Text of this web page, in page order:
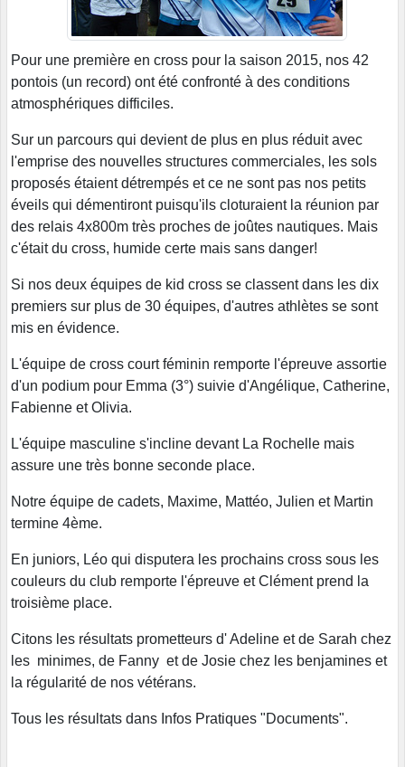
Pour une première en cross pour la saison 2015, nos 42
pontois (un record) ont été confronté à des conditions
atmosphériques difficiles.
Sur un parcours qui devient de plus en plus réduit avec
l'emprise des nouvelles structures commerciales, les sols
proposés étaient détrempés et ce ne sont pas nos petits
éveils qui démentiront puisqu'ils cloturaient la réunion par
des relais 4x800m très proches de joûtes nautiques. Mais
c'était du cross, humide certe mais sans danger!
Si nos deux équipes de kid cross se classent dans les dix
premiers sur plus de 30 équipes, d'autres athlètes se sont
mis en évidence.
L'équipe de cross court féminin remporte l'épreuve assortie
d'un podium pour Emma (3°) suivie d'Angélique, Catherine,
Fabienne et Olivia.
L'équipe masculine s'incline devant La Rochelle mais
assure une très bonne seconde place.
Notre équipe de cadets, Maxime, Mattéo, Julien et Martin
termine 4ème.
En juniors, Léo qui disputera les prochains cross sous les
couleurs du club remporte l'épreuve et Clément prend la
troisième place.
Citons les résultats prometteurs d' Adeline et de Sarah chez
les minimes, de Fanny et de Josie chez les benjamines et
la régularité de nos vétérans.
Tous les résultats dans Infos Pratiques "Documents".